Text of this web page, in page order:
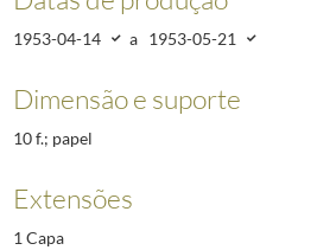
1953-04-14 a 1953-05-21
Dimensão e suporte
10 f.; papel
Extensões
1 Capa